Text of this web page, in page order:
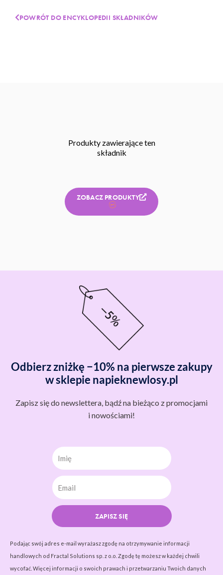
POWRÓT DO ENCYKLOPEDII SKŁADNIKÓW
Produkty zawierające ten
składnik
ZOBACZ PRODUKTY
Odbierz zniżkę −10% na pierwsze zakupy
w sklepie napieknewlosy.pl
Zapisz się do newslettera, bądź na bieżąco z promocjami
i nowościami!
Imię
ZAPISZ SIĘ
Podając swój adres e-mail wyrażasz zgodę na otrzymywanie informacji
handlowych od Fractal Solutions sp. z o.o. Zgodę tę możesz w każdej chwili
wycofać. Więcej informacji o swoich prawach i przetwarzaniu Twoich danych